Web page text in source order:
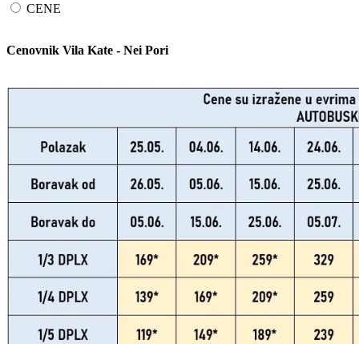
CENE
Cenovnik Vila Kate - Nei Pori